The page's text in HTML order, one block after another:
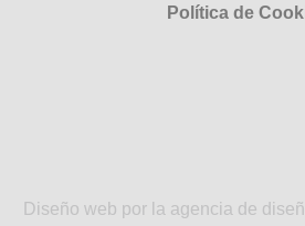
Política de
Diseño web por la agencia de